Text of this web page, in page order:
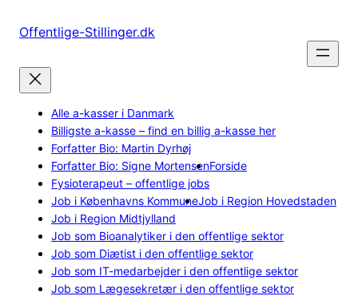
Offentlige-Stillinger.dk
Alle a-kasser i Danmark
Billigste a-kasse – find en billig a-kasse her
Forfatter Bio: Martin Dyrhøj
Forfatter Bio: Signe MortensenForside
Fysioterapeut – offentlige jobs
Job i Københavns KommuneJob i Region Hovedstaden
Job i Region Midtjylland
Job som Bioanalytiker i den offentlige sektor
Job som Diætist i den offentlige sektor
Job som IT-medarbejder i den offentlige sektor
Job som Lægesekretær i den offentlige sektor